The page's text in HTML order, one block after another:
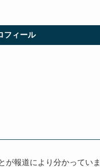
フィール
が報道により分かっていま